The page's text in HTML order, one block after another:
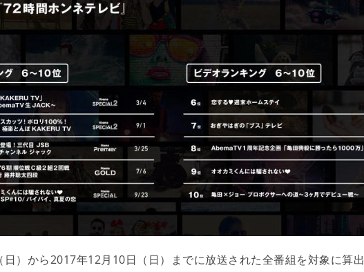
）から2017年12月10日（日）までに放送された全番組を対象に算出